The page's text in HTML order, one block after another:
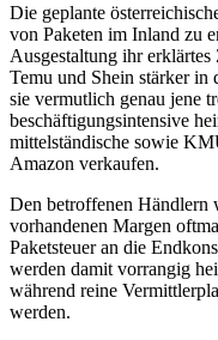
Die geplante
von Paketen im Inland zu
Ausgestaltung ihr
Temu und Shein stärker in
sie vermutlich genau jene
beschäftigungsintensive
mittelständische sowie
Amazon verkaufen.
Den betroffenen Händlern
vorhandenen Margen
Paketsteuer an die
werden damit vorrangig
während reine
werden.